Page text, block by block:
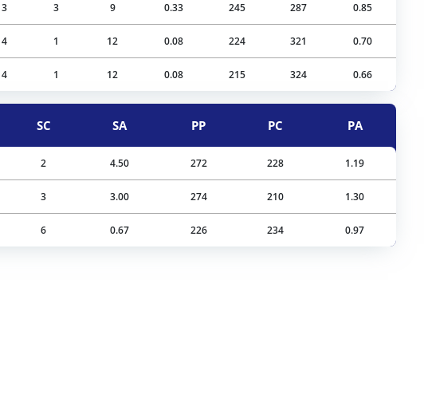
3 3 9 0.33 245 287 0.85
4 1 12 0.08 224 321 0.70
4 1 12 0.08 215 324 0.66
SC SA PP PC PA
2 4.50 272 228 1.19
3 3.00 274 210 1.30
6 0.67 226 234 0.97